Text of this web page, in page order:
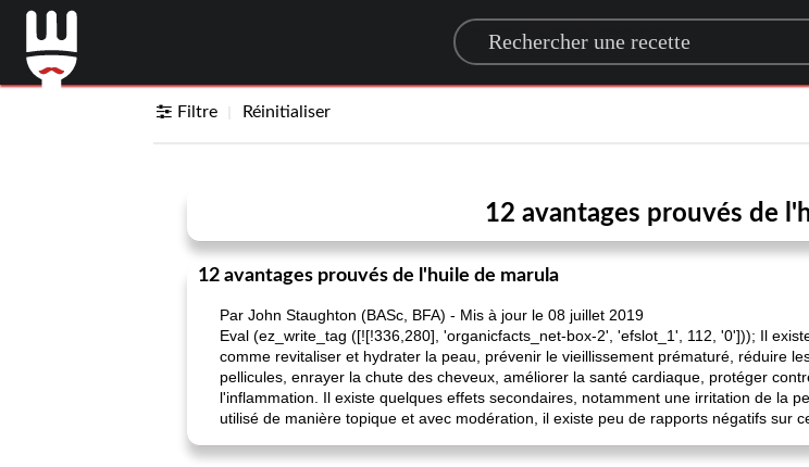
Search for a recipe
Filtre Réinitialiser
12 avantages prouvés de
12 avantages prouvés de l'huile de marula
Par John Staughton (BASc, BFA) - Mis à jour le 08 juillet 2019
Eval (ez_write_tag ([![!336,280], 'organicfacts_net-box-2', 'efslot_1', 112, '0'])); Il
comme revitaliser et hydrater la peau, prévenir le vieillissement prématuré, réduire
pellicules, enrayer la chute des cheveux, améliorer la santé cardiaque, protéger
l'inflammation. Il existe quelques effets secondaires, notamment une irritation de la
utilisé de manière topique et avec modération, il existe peu de rapports négatifs sur